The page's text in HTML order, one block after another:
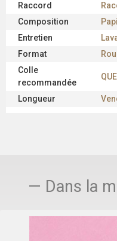
Raccord
Composition
Entretien
Format
Colle
recommandée
Longueur
— Dans la